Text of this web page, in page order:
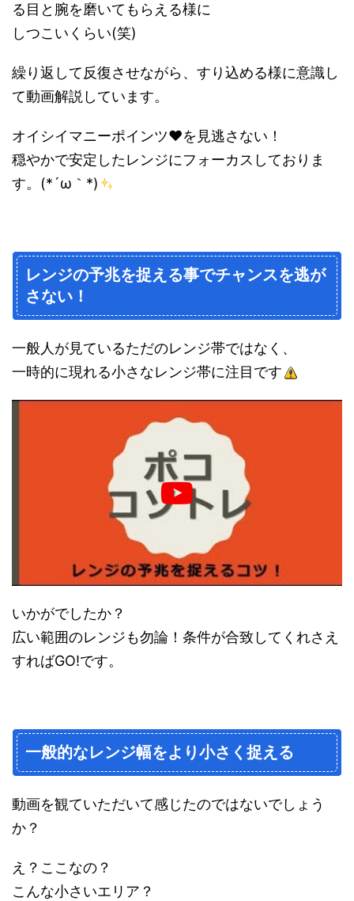
る目と腕を磨いてもらえる様に
しつこいくらい(笑)
繰り返して反復させながら、すり込める様に意識し
て動画解説しています。
オイシイマニーポインツ❤を見逃さない！
穏やかで安定したレンジにフォーカスしておりま
す。(*´ω｀*)
レンジの予兆を捉える事でチャンスを逃が
さない！
一般人が見ているただのレンジ帯ではなく、
一時的に現れる小さなレンジ帯に注目です
いかがでしたか？
広い範囲のレンジも勿論！条件が合致してくれさえ
すればGO!です。
一般的なレンジ幅をより小さく捉える
動画を観ていただいて感じたのではないでしょう
か？
え？ここなの？
こんな小さいエリア？